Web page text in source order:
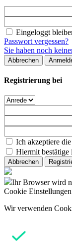
Eingeloggt
Passwort vergessen?
Sie haben noch
Abbrechen
Registrierung bei
Ich akzeptiere die
Hiermit bestätige
Abbrechen
Ihr Browser wird
Cookie Einstellungen
Wir verwenden